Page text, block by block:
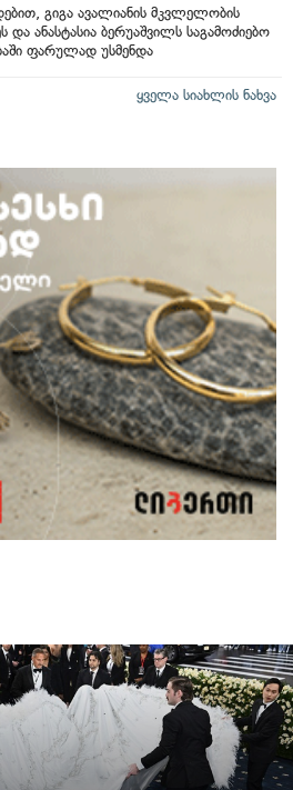
გიგა ავალიანის მკვლელობის
და ანასტასია ბერუაშვილს საგამოძიებო
ფარულად უსმენდა
ყველა სიახლის ნახვა